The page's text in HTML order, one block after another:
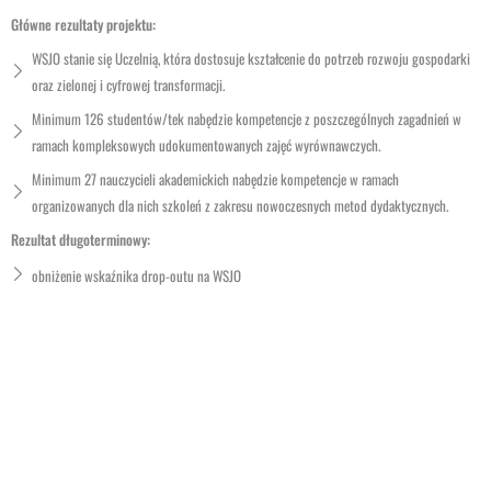
Główne rezultaty projektu:
WSJO stanie się Uczelnią, która dostosuje kształcenie do potrzeb rozwoju gospodarki
oraz zielonej i cyfrowej transformacji.
Minimum 126 studentów/tek nabędzie kompetencje z poszczególnych zagadnień w
ramach kompleksowych udokumentowanych zajęć wyrównawczych.
Minimum 27 nauczycieli akademickich nabędzie kompetencje w ramach
organizowanych dla nich szkoleń z zakresu nowoczesnych metod dydaktycznych.
Rezultat długoterminowy:
obniżenie wskaźnika drop-outu na WSJO